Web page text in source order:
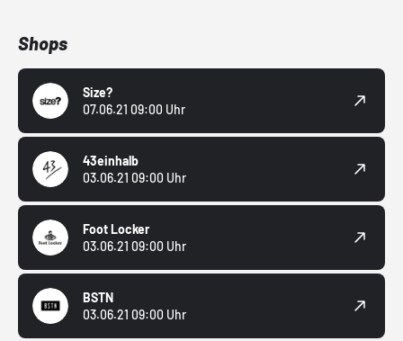
Shops
Size?
07.06.21 09:00 Uhr
43einhalb
03.06.21 09:00 Uhr
Foot Locker
03.06.21 09:00 Uhr
BSTN
03.06.21 09:00 Uhr